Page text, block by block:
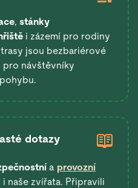
, stánky
i zázemí pro rodiny
jsou bezbariérové
návštěvníky
dotazy
a provozní
i naše zvířata. Připravili